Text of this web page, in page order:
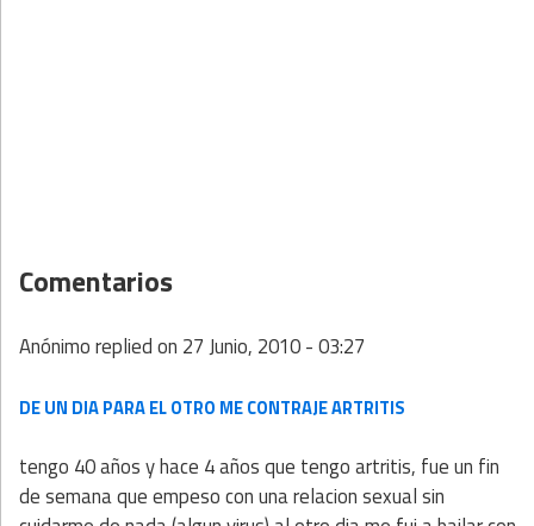
Comentarios
Anónimoreplied on 27 Junio, 2010 - 03:27
DE UN DIA PARA EL OTRO ME CONTRAJE ARTRITIS
tengo 40 años y hace 4 años que tengo artritis, fue un fin
de semana que empeso con una relacion sexual sin